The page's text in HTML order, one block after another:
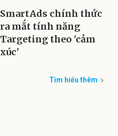
SmartAds chính thức
ra mắt tính năng
Targeting theo 'cảm
xúc'
Tìm hiểu thêm